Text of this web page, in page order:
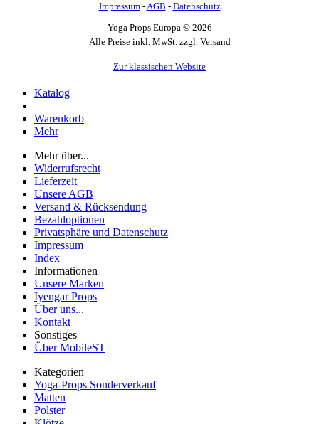
Impressum-AGB - Datenschutz
Yoga Props Europa © 2026
Alle Preise inkl. MwSt. zzgl. Versand
Zur klassischen Website
Katalog
Warenkorb
Mehr
Mehr über...
Widerrufsrecht
Lieferzeit
Unsere AGB
Versand & Rücksendung
Bezahloptionen
Privatsphäre und Datenschutz
Impressum
Index
Informationen
Unsere Marken
Iyengar Props
Über uns...
Kontakt
Sonstiges
Über MobileST
Kategorien
Yoga-Props Sonderverkauf
Matten
Polster